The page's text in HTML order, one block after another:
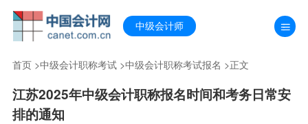
中级会计师
首页>中级会计职称考试>中级会计职称考试报名 >正文
江苏2025年中级会计职称报名时间和考务日常安
排的通知